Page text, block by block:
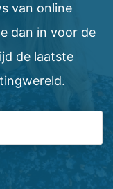
van online
dan in voor de
de laatste